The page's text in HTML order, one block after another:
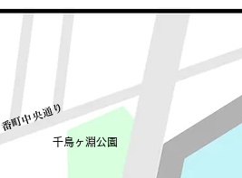
​千鳥ヶ淵公園
​番町中央通り